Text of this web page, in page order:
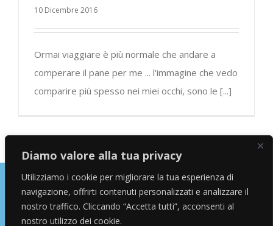
Diamo valore alla tua privacy
Utilizziamo i cookie per migliorare la tua esperienza di
navigazione, offrirti contenuti personalizzati e analizzare il
nostro traffico. Cliccando “Accetta tutti”, acconsenti al
nostro utilizzo dei cookie.
10 Dicembre 2016
Ormai viaggiare è più normale che andare a
comperare il pane per me ... l'immagine che vedo
comparire più spesso nei miei occhi, sono le [...]
Copyright © 2026 Alessandro Marras | Travel Blogger | Influencer